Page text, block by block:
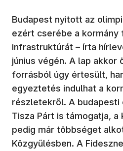
Budapest nyitott az
ezért cserébe a kormány
infrastruktúrát – írta
június végén. A lap akkor
forrásból úgy értesült,
egyeztetés indulhat a
részletekről. A budapesti
Tisza Párt is támogatja,
pedig már többséget
Közgyűlésben. A